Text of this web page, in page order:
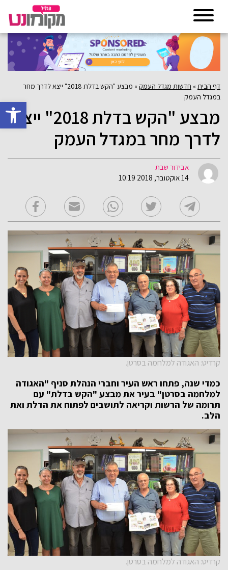
פתח
דף הבית » חדשות מגדל העמק»
מבצע "הקש בדלת 2018" ייצא לדרך מחר
במגדל העמק
מבצע "הקש בדלת 2018" ייצא
לדרך מחר במגדל העמק
אבידור שבת
14 אוקטובר, 2018 10:19
קרדיט: האגודה למלחמה בסרטן.
כמדי שנה, פתחו ראש העיר וחברי הנהלת סניף "האגודה
למלחמה בסרטן" בעיר את מבצע "הקש בדלת" עם
תרומה של הרשות וקריאה לתושבים לפתוח את הדלת ואת
הלב.
קרדיט: האגודה למלחמה בסרטן.